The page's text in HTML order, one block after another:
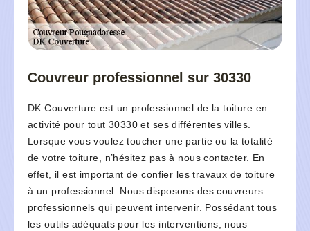
Couvreur professionnel sur 30330
DK Couverture est un professionnel de la toiture en
activité pour tout 30330 et ses différentes villes.
Lorsque vous voulez toucher une partie ou la totalité
de votre toiture, n’hésitez pas à nous contacter. En
effet, il est important de confier les travaux de toiture
à un professionnel. Nous disposons des couvreurs
professionnels qui peuvent intervenir. Possédant tous
les outils adéquats pour les interventions, nous